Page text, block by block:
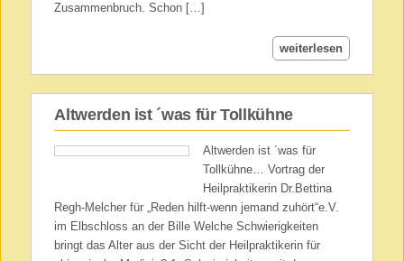
Zusammenbruch. Schon […]
weiterlesen
Altwerden ist ´was für Tollkühne
Altwerden ist ´was für
Tollkühne… Vortrag der
Heilpraktikerin Dr.Bettina
Regh-Melcher für „Reden hilft-wenn jemand zuhört“e.V.
im Elbschloss an der Bille Welche Schwierigkeiten
bringt das Alter aus der Sicht der Heilpraktikerin für